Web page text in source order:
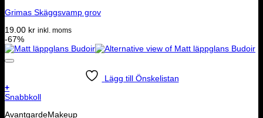
Grimas Skäggsvamp grov
19.00 kr inkl. moms
-67%
Lägg till Önskelistan
+
Snabbkoll
AvantgardeMakeup